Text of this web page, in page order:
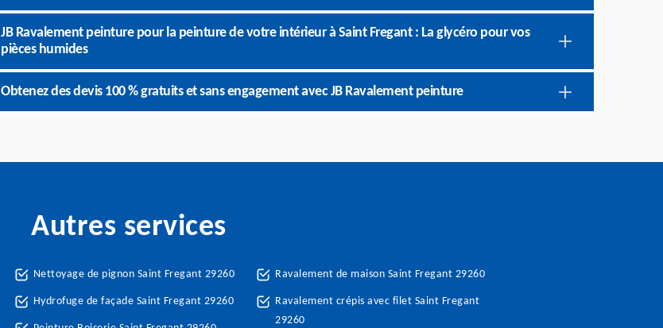
JB Ravalement peinture pour la peinture de votre intérieur à Saint Fregant : La glycéro pour vos
pièces humides
Obtenez des devis 100 % gratuits et sans engagement avec JB Ravalement peinture
Autres services
Nettoyage de pignon Saint Fregant 29260
Hydrofuge de façade Saint Fregant 29260
Ravalement de maison Saint Fregant 29260
Ravalement crépis avec filet Saint Fregant
29260